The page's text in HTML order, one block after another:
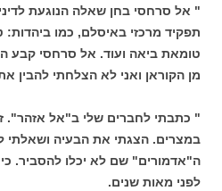
" אל סרחסי בחן שאלה הנוגעת
תפקיד מרכזי באיסלם, כמו
טומאת ביאה ועוד. אל סרחסי קבע
מן הקוראן ואני לא הצלחתי להבין
" כתבתי לחברים שלי ב"אל אזהר".
במצרים. הצגתי את הבעיה ושאלתי
ה"אדמורים" שם לא יכלו להסביר.
לפני מאות שנים.